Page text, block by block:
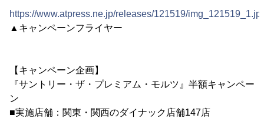
https://www.atpress.ne.jp/releases/121519/
▲キャンペーンフライヤー
【キャンペーン企画】
『サントリー・ザ・プレミアム・モルツ』半額キャンペー
ン
■実施店舗：関東・関西のダイナック店舗147店